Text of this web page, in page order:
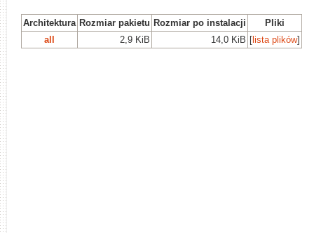
Architektura Rozmiar pakietu Rozmiar po instalacji
Pliki
all
2,9 KiB 14,0 KiB [lista plików]